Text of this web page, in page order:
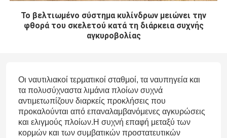
Το βελτιωμένο σύστημα κυλίνδρων μειώνει την
φθορά του σκελετού κατά τη διάρκεια συχνής
αγκυροβολίας
Οι ναυτιλιακοί τερματικοί σταθμοί, τα ναυπηγεία και
τα πολυσύχναστα λιμάνια πλοίων συχνά
αντιμετωπίζουν διαρκείς προκλήσεις που
προκαλούνται από επαναλαμβανόμενες αγκυρώσεις
και ελιγμούς πλοίων.Η συχνή επαφή μεταξύ των
κορμών και των συμβατικών προστατευτικών